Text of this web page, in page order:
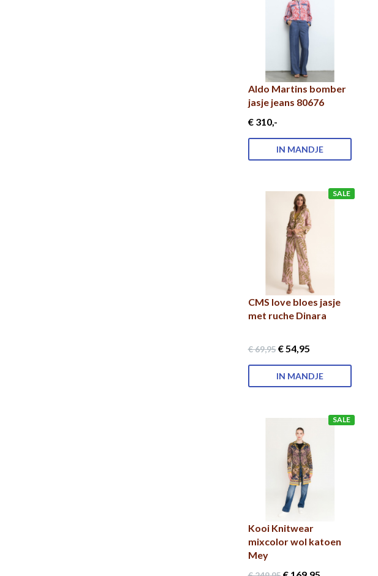
Aldo Martins bomber
jasje jeans 80676
€ 310,-
IN MANDJE
SALE
CMS love bloes jasje
met ruche Dinara
€ 69,95€ 54,95
IN MANDJE
SALE
Kooi Knitwear
mixcolor wol katoen
Mey